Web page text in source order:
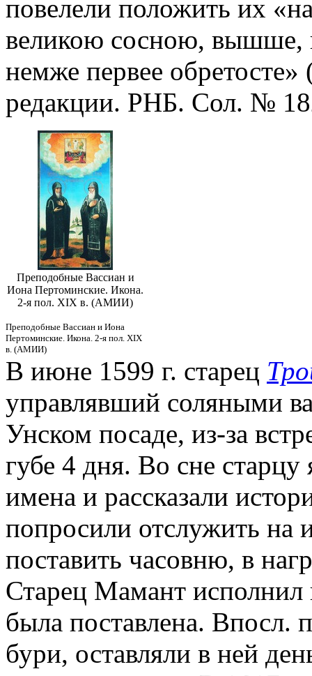
повелели положить их
великою сосною, вышше,
немже первее
редакции. РНБ. Сол. №
Преподобные Вассиан и
Иона Пертоминские. Икона.
2-я пол. XIX в. (АМИИ)
Преподобные Вассиан и Иона
Пертоминские. Икона. 2-я пол. XIX
в. (АМИИ)
В июне 1599 г. старец
управлявший соляными
Унском посаде, из-за
губе 4 дня. Во сне
имена и рассказали
попросили отслужить на
поставить часовню, в
Старец Мамант исполнил
была поставлена. Впосл.
бури, оставляли в ней